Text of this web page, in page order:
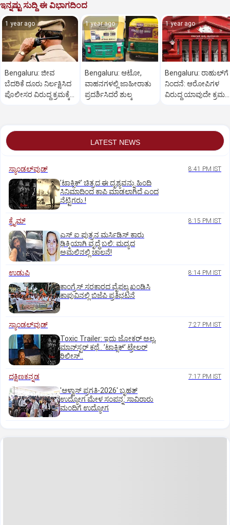
ಇನ್ನಷ್ಟು ಸುದ್ದಿ ಈ ವಿಭಾಗದಿಂದ
1 year ago
Bengaluru: ಜೀವ
ಬೆದರಿಕೆ ದೂರು ನಿರ್ಲಕ್ಷಿಸಿದ
ಪೊಲೀಸರ ವಿರುದ್ಧ ಕ್ರಮಕ್ಕೆ
1 year ago
Bengaluru: ಆಟೋ,
ವಾಹನಗಳಲ್ಲಿ ಜಾಹೀರಾತು
ಪ್ರದರ್ಶಿಸಿದರೆ ಶುಲ್ಕ
1 year ago
Bengaluru: ರಾಹುಲ್‌ಗೆ
ನಿಂದನೆ: ಆರೋಪಿಗಳ
ವಿರುದ್ಧ ಯಾವುದೇ ಕ್ರಮ
LATEST NEWS
ಸ್ಯಾಂಡಲ್‌ವುಡ್‌ 8:41 PM IST
ʼಟಾಕ್ಸಿಕ್‌ʼ ಚಿತ್ರದ ಈ ದೃಶ್ಯವನ್ನು ಹಿಂದಿ
ಸಿನಿಮಾದಿಂದ ಕಾಪಿ ಮಾಡಲಾಗಿದೆ ಎಂದ
ನೆಟ್ಟಿಗರು.!
ಕ್ರೈಮ್ 8:15 PM IST
ಎಸ್ ಐ ಪುತ್ರನ ಮರ್ಸಿಡಿಸ್‌ ಕಾರು
ಢಿಕ್ಕಿಯಾಗಿ ವೃದ್ಧೆ ಬಲಿ: ಮದ್ಯದ
ಅಮಲಿನಲ್ಲಿ ಚಾಲನೆ!
ಉಡುಪಿ 8:14 PM IST
ಕಾಂಗ್ರೆಸ್ ಸರಕಾರದ ವೈಫಲ್ಯ ಖಂಡಿಸಿ
ಕಾಪುವಿನಲ್ಲಿ ಬಿಜೆಪಿ ಪ್ರತಿಭಟನೆ
ಸ್ಯಾಂಡಲ್‌ವುಡ್‌ 7:27 PM IST
Toxic Trailer: ಇದು ಜೋಕರ್‌ ಅಲ್ಲ,
ಮಾನ್‌ಸ್ಟರ್‌ ಕಥೆ.. ʼಟಾಕ್ಸಿಕ್‌ʼ ಟ್ರೇಲರ್‌
ರಿಲೀಸ್..
ದಕ್ಷಿಣಕನ್ನಡ 7:17 PM IST
'ಆಳ್ವಾಸ್‌ ಪ್ರಗತಿ-2026' ಬೃಹತ್
ಉದ್ಯೋಗ ಮೇಳ ಸಂಪನ್ನ: ಸಾವಿರಾರು
ಮಂದಿಗೆ ಉದ್ಯೋಗ